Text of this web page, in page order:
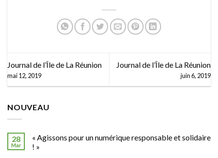
Journal de l’Île de La Réunion
mai 12, 2019
Journal de l’Île de La Réunion
juin 6, 2019
NOUVEAU
28
Mar
« Agissons pour un numérique responsable et solidaire
! »